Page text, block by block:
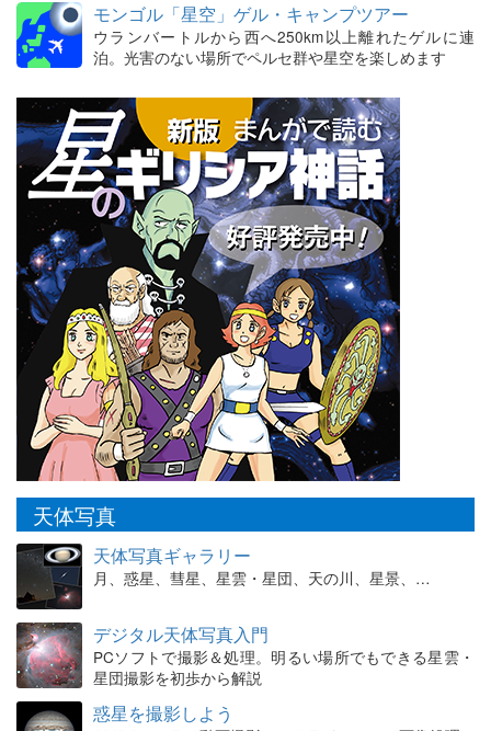
モンゴル「星空」ゲル・キャンプツアー
ウランバートルから西へ250km以上離れたゲルに連
泊。光害のない場所でペルセ群や星空を楽しめます
天体写真
天体写真ギャラリー
月、惑星、彗星、星雲・星団、天の川、星景、…
デジタル天体写真入門
PCソフトで撮影＆処理。明るい場所でもできる星雲・
星団撮影を初歩から解説
惑星を撮影しよう